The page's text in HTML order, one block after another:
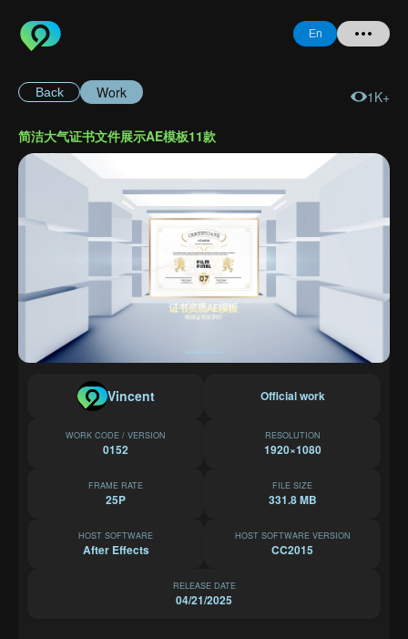
En
Login
Register
Forgot
Password
Back Work 1K+
简洁大气证书文件展示AE模板11款
Vincent Official work
WORK CODE / VERSION
0152
RESOLUTION
1920×1080
FRAME RATE
25P
FILE SIZE
331.8 MB
HOST SOFTWARE
After Effects
HOST SOFTWARE VERSION
CC2015
RELEASE DATE
04/21/2025